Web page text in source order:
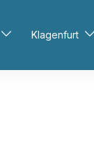
Klagenfurt